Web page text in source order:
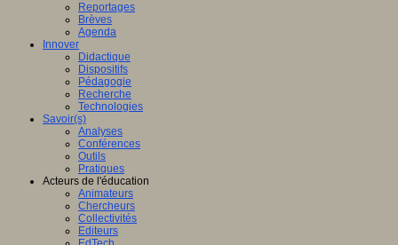
Reportages
Brèves
Agenda
Innover
Didactique
Dispositifs
Pédagogie
Recherche
Technologies
Savoir(s)
Analyses
Conférences
Outils
Pratiques
Acteurs de l'éducation
Animateurs
Chercheurs
Collectivités
Editeurs